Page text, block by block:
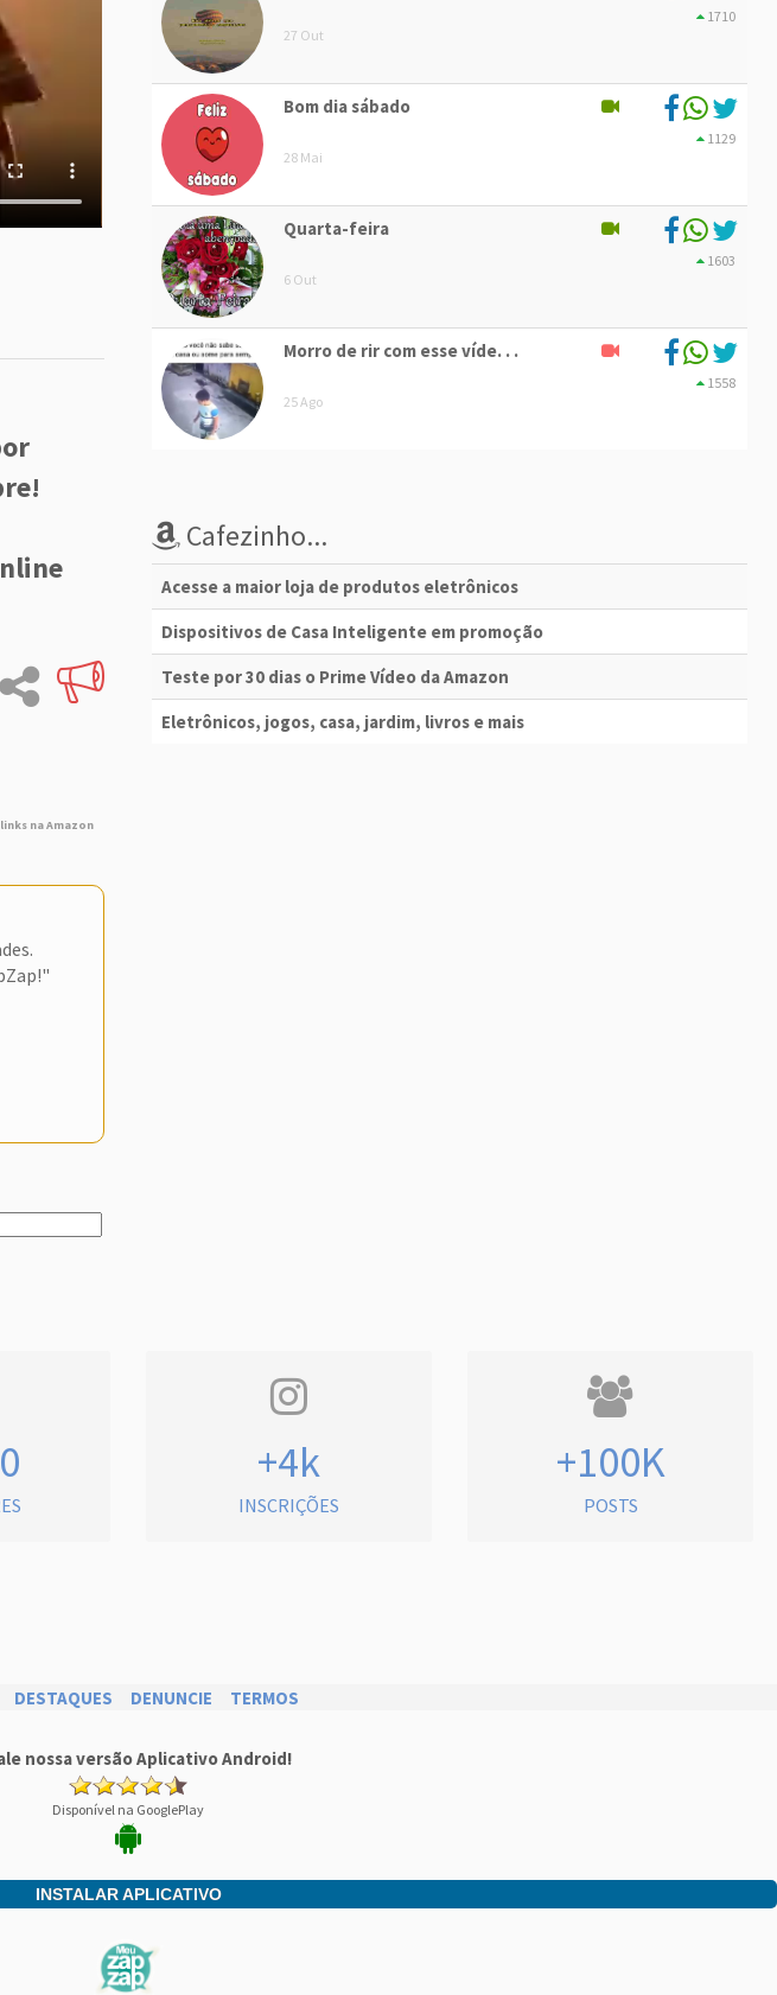
na Amazon
27 Out
1710
Bom dia sábado
28 Mai
1129
Quarta-feira
6 Out
1603
Morro de rir com esse víde. . .
25 Ago
1558
Cafezinho...
Acesse a maior loja de produtos eletrônicos
Dispositivos de Casa Inteligente em promoção
Teste por 30 dias o Prime Vídeo da Amazon
Eletrônicos, jogos, casa, jardim, livros e mais
+4k
INSCRIÇÕES
+100K
POSTS
DESTAQUES DENUNCIE TERMOS
nossa versão Aplicativo Android!
Disponível na GooglePlay
INSTALAR APLICATIVO